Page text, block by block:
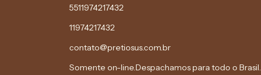
5511974217432
11974217432
contato@pretiosus.com.br
Somente on-line.Despachamos para todo o Brasil.